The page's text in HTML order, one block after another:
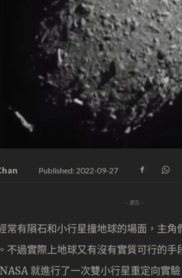
Published: 2022-09-27
- 廣告 -
常有隕石和小行星撞地球的場面，主
不過實際上地球又有沒有實質可行的
就進行了一次雙小行星重定向實